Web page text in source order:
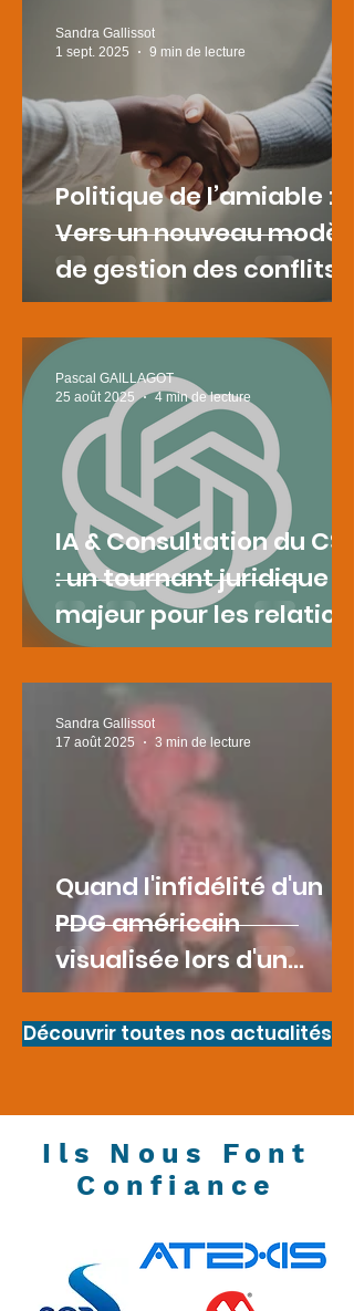
Politique de l’amiable :
Vers un nouveau modèle
de gestion des conflits
en entreprise
Sandra Gallissot
1 sept. 2025
9 min de lecture
IA & Consultation du CSE
: un tournant juridique
majeur pour les relations
sociales
Pascal GAILLAGOT
25 août 2025
4 min de lecture
Quand l'infidélité d'un
PDG américain
visualisée lors d'un
concert devient une
cause de licenciement
Sandra Gallissot
17 août 2025
3 min de lecture
Découvrir toutes nos actualités
Ils Nous Font
Confiance